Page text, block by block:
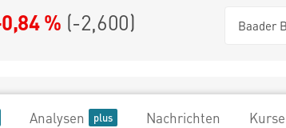
% (-2,600) Baader
Analysen Nachrichten